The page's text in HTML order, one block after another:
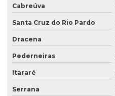
Cabreúva
Santa Cruz do Rio Pardo
Dracena
Pederneiras
Itararé
Serrana